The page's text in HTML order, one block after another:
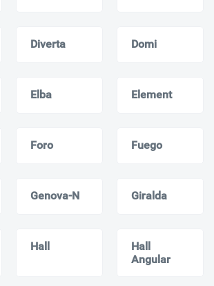
Diverta Domi
Elba Element
Foro Fuego
Genova-N Giralda
Hall
Hall
Angular